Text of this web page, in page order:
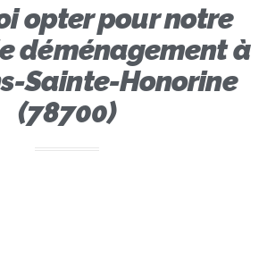
opter pour notre
déménagement à
Sainte-Honorine
(78700)